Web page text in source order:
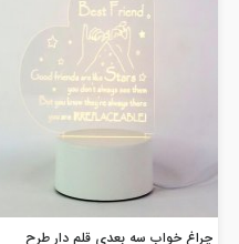
چراغ خواب سه بعدی قلم دار طرح